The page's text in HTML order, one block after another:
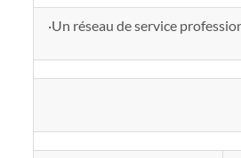
·Un réseau de service